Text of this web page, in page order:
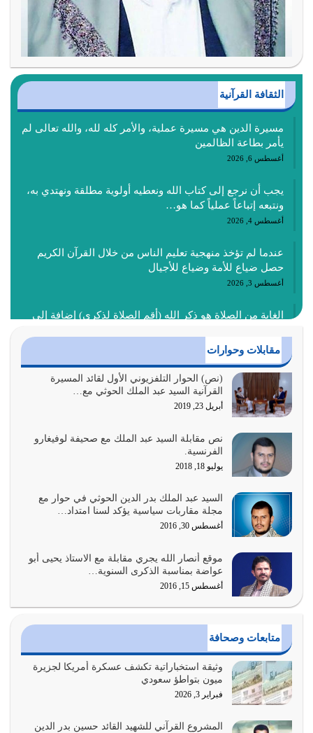
الثقافة القرآنية
مسيرة الدين هي مسيرة عملية، والأمر كله لله، والله تعالى لم
يأمر بطاعة الظالمين
أغسطس 6, 2026
يجب أن نرجع إلى كتاب الله ونعطيه أولوية مطلقة ونهتدي به،
ونتبعه إتباعاً عملياً كما هو…
أغسطس 4, 2026
عندما لم تؤخذ منهجية تعليم الناس من خلال القرآن الكريم
حصل ضياع للأمة وضياع للأجيال
أغسطس 3, 2026
الغاية من الصلاة هو ذكر الله (أقم الصلاة لذكري) إضافة إلى
أغسطس 2, 2026
السبب الرئيسي لشقاء الأمة الابتعاد عن كتاب الله والتعدي
لحدود الله بالإضافات للدين
أغسطس 1, 2026
أبرز أسباب الشقاء هو الإعراض عن ذكر الله وعن هدى الله
المتمثل في القرآن الكريم
يوليو 31, 2026
أولياء الشيطان كلما كانوا أكثر ولاءً وطاعة للشيطان كلما كانوا
أكثر ضعفاً
يوليو 30, 2026
وعد الله تعالى من يُقتل في سبيله بالحياة الأبدية والرزق
والاستبشار والنجاة والخلود في…
يوليو 29, 2026
القرآن الكريم هو أهم مصدر لمعرفة رسول الله معرفة سيرته
معرفة شخصيته معرفة عظمته
يوليو 28, 2026
هل نحن من الصالحين؟ قيِّم نفسك هنا اترك القرآن على أصله
وأعرض نفسك، وأعرض ما لديك على…
يوليو 27, 2026
مقابلات وحوارات
(نص) الحوار التلفزيوني الأول لقائد المسيرة
القرآنية السيد عبد الملك الحوثي مع…
أبريل 23, 2019
نص مقابلة السيد عبد الملك مع صحيفة لوفيغارو
الفرنسية.
يوليو 18, 2018
السيد عبد الملك بدر الدين الحوثي في حوار مع
مجلة مقاربات سياسية يؤكد لسنا امتداد…
أغسطس 30, 2016
موقع أنصار الله يجري مقابلة مع الاستاذ يحيى أبو
عواضة بمناسبة الذكرى السنوية…
أغسطس 15, 2016
متابعات وصحافة
وثيقة استخباراتية تكشف عسكرة أمريكا لجزيرة
ميون بتواطؤ سعودي
فبراير 3, 2026
المشروع القرآني للشهيد القائد حسين بدر الدين